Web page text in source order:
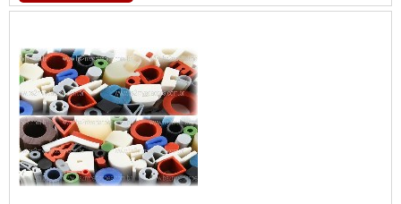
especializadas no segmento. Esse tipo de
durabilidade dos materiais, além de evitar
prejuízos com substituições frequentes d...